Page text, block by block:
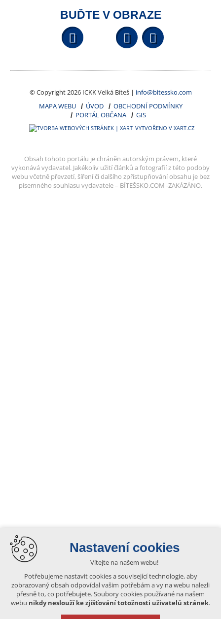
BUĎTE V OBRAZE
Facebook YouTube
© Copyright 2026 ICKK Velká Bíteš | info@bitessko.com
MAPA WEBU
ÚVOD
OBCHODNÍ PODMÍNKY
PORTÁL OBČANA
GIS
VYTVOŘENO V XART.CZ
Obsah tohoto portálu je chráněn autorským právem, které
vykonává vydavatel. Jakékoliv užití článků a fotografií z této podoby
webu včetně převzetí, šíření či dalšího zpřístupňování obsahu je bez
písemného souhlasu vydavatele – BÍTEŠSKO.COM -ZAKÁZÁNO.
Nastavení cookies
Vítejte na našem webu!
Potřebujeme nastavit cookies a související technologie, aby
zobrazovaný obsah odpovídal vašim potřebám a vy na webu nalezli
přesně to, co potřebujete. Soubory cookies používané na našem
webu nikdy neslouží ke zjišťování totožnosti uživatelů stránek.